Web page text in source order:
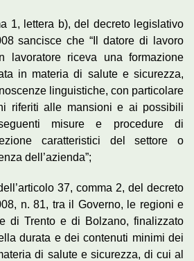
1, lettera b), del decreto legislativo
sancisce che “Il datore di lavoro
lavoratore riceva una formazione
in materia di salute e sicurezza,
linguistiche, con particolare
riferiti alle mansioni e ai possibili
misure e procedure di
caratteristici del settore o
dell’azienda”;
37, comma 2, del decreto
n. 81, tra il Governo, le regioni e
di Trento e di Bolzano, finalizzato
durata e dei contenuti minimi dei
di salute e sicurezza, di cui al